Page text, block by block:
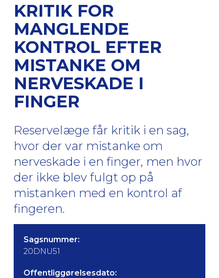
KRITIK FOR
MANGLENDE
KONTROL EFTER
MISTANKE OM
NERVESKADE I
FINGER
Reservelæge får kritik i en sag,
hvor der var mistanke om
nerveskade i en finger, men hvor
der ikke blev fulgt op på
mistanken med en kontrol af
fingeren.
Sagsnummer:
20DNU51
Offentliggørelsesdato: